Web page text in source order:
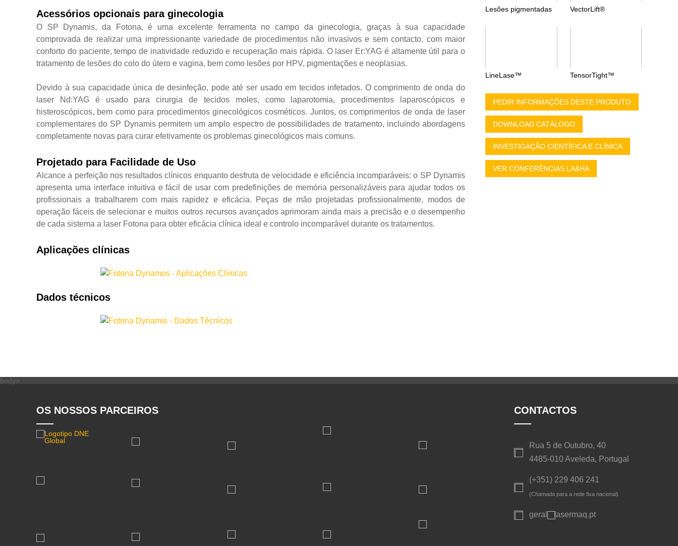
Acessórios opcionais para ginecologia
O SP Dynamis, da Fotona, é uma excelente ferramenta no campo da ginecologia, graças à sua capacidade
comprovada de realizar uma impressionante variedade de procedimentos não invasivos e sem contacto, com maior
conforto do paciente, tempo de inatividade reduzido e recuperação mais rápida. O laser Er:YAG é altamente útil para o
tratamento de lesões do colo do útero e vagina, bem como lesões por HPV, pigmentações e neoplasias.
Devido à sua capacidade única de desinfeção, pode até ser usado em tecidos infetados. O comprimento de onda do
laser Nd:YAG é usado para cirurgia de tecidos moles, como laparotomia, procedimentos laparoscópicos e
histeroscópicos, bem como para procedimentos ginecológicos cosméticos. Juntos, os comprimentos de onda de laser
complementares do SP Dynamis permitem um amplo espectro de possibilidades de tratamento, incluindo abordagens
completamente novas para curar efetivamente os problemas ginecológicos mais comuns.
Projetado para Facilidade de Uso
Alcance a perfeição nos resultados clínicos enquanto desfruta de velocidade e eficiência incomparáveis: o SP Dynamis
apresenta uma interface intuitiva e fácil de usar com predefinições de memória personalizáveis ​​para ajudar todos os
profissionais a trabalharem com mais rapidez e eficácia. Peças de mão projetadas profissionalmente, modos de
operação fáceis de selecionar e muitos outros recursos avançados aprimoram ainda mais a precisão e o desempenho
de cada sistema a laser Fotona para obter eficácia clínica ideal e controlo incomparável durante os tratamentos.
Aplicações clínicas
Dados técnicos
Lesões pigmentadas VectorLift®
LineLase™ TensorTight™
PEDIR INFORMAÇÕES DESTE PRODUTO
DOWNLOAD CATÁLOGO
INVESTIGAÇÃO CIENTÍFICA E CLÍNICA
VER CONFERÊNCIAS LA&HA
body>
CONTACTOS
Rua 5 de Outubro, 40
4485-010 Aveleda, Portugal
(+351) 229 406 241
(Chamada para a rede fixa nacional)
geral lasermaq.pt
OS NOSSOS PARCEIROS